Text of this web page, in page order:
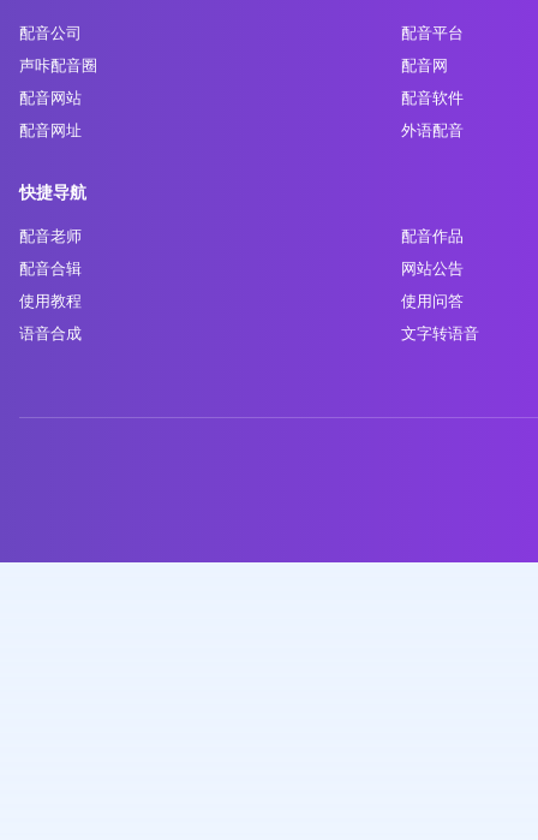
配音公司
配音平台
声咔配音圈
配音网
配音网站
配音软件
配音网址
外语配音
快捷导航
配音老师
配音作品
配音合辑
网站公告
使用教程
使用问答
语音合成
文字转语音